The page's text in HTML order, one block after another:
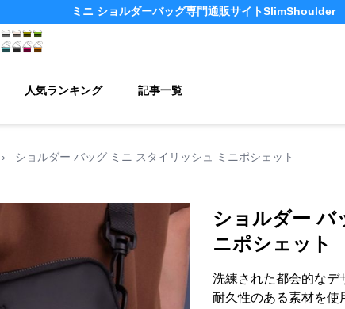
ミニ ショルダーバッグ専門通販サイトSlimShoulder
人気ランキング 記事一覧
› ショルダー バッグ ミニ スタイリッシュ ミニポシェット
ショルダー バ
ニポシェット
洗練された都会的なデ
耐久性のある素材を使